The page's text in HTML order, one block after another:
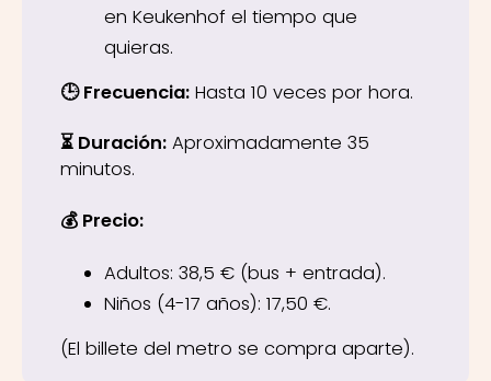
en Keukenhof el tiempo que
quieras.
🕒 Frecuencia: Hasta 10 veces por hora.
⏳ Duración: Aproximadamente 35
minutos.
💰 Precio:
Adultos: 38,5 € (bus + entrada).
Niños (4-17 años): 17,50 €.
(El billete del metro se compra aparte).